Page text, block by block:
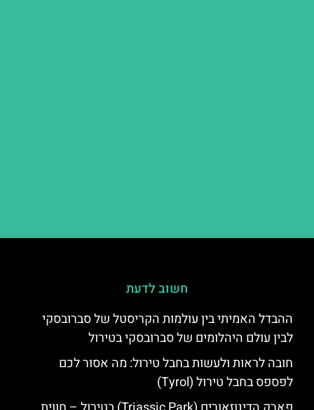
חשוב לדעת
ההבדל האמיתי בין עולמות הקריסטל של סברובסקי
לבין עולם היהלומים של סברובסקי בטירול
חובה לראות ולעשות בחבל טירול: מה אסור לכם
לפספס בחבל טירול (Tyrol)